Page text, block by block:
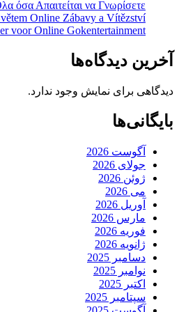
όσα Απαιτείται να Γνωρίσετε
Online Zábavy a Vítězství
voor Online Gokentertainment
آخرین دیدگاه‌ها
دیدگاهی برای نمایش وجود ندارد.
بایگانی‌ها
آگوست 2026
جولای 2026
ژوئن 2026
می 2026
آوریل 2026
مارس 2026
فوریه 2026
ژانویه 2026
دسامبر 2025
نوامبر 2025
اکتبر 2025
سپتامبر 2025